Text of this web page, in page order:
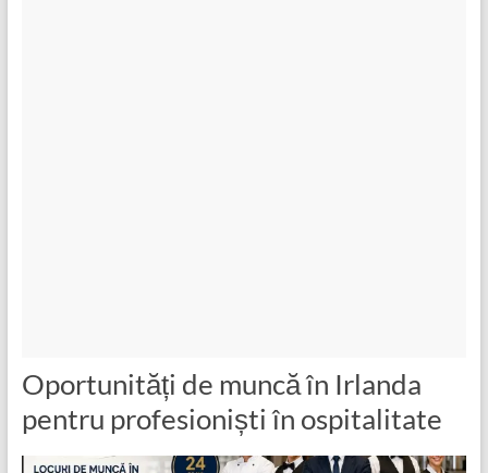
Oportunități de muncă în Irlanda
pentru profesioniști în ospitalitate